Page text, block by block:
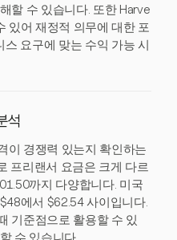
할 수 있습니다. 또한 Harve
있어 재정적 의무에 대한 포
요구에 맞는 수익 가능 시
석
이 경쟁력 있는지 확인하는
프리랜서 요금은 크게 다르
까지 다양합니다. 미국
에서 $62.54 사이입니다.
기준점으로 활용할 수 있